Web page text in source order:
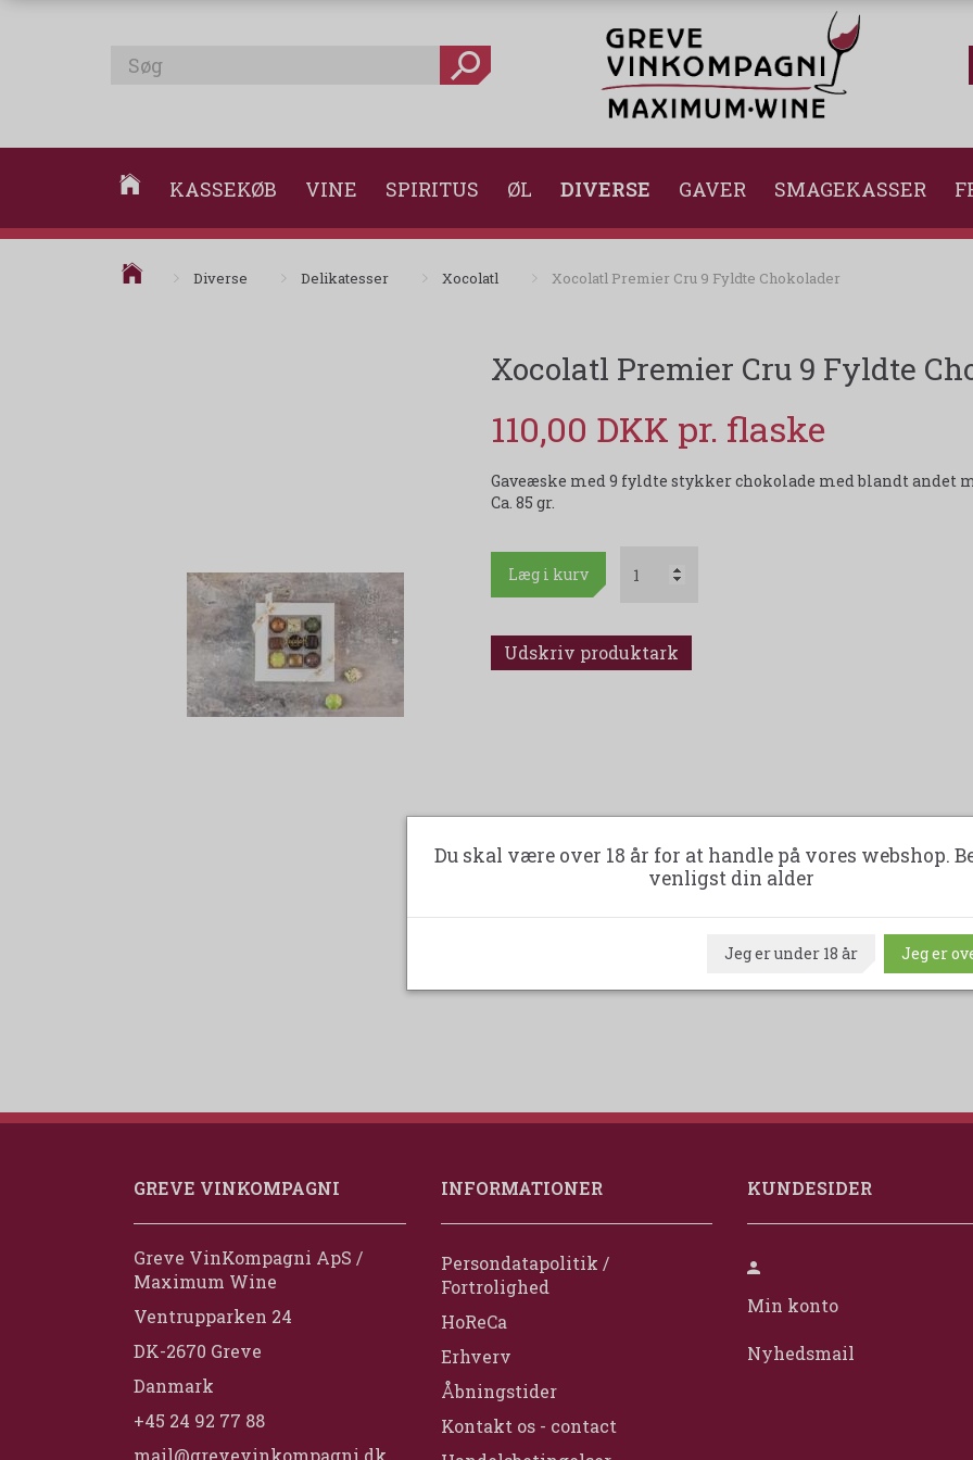
KASSEKØB VINE SPIRITUS ØL DIVERSE GAVER SMAGEKASSER
Diverse Delikatesser Xocolatl Xocolatl Premier Cru 9 Fyldte Chokolader
Xocolatl Premier Cru 9 Fyldte
110,00 DKK
Gaveæske med 9 fyldte stykker chokolade med blandt andet
Ca. 85 gr.
Læg i kurv
Udskriv produktark
GREVE VINKOMPAGNI
Greve VinKompagni ApS /
Maximum Wine
Ventrupparken 24
DK-2670 Greve
Danmark
+45 24 92 77 88
mail@grevevinkompagni.dk
INFORMATIONER
Persondatapolitik /
Fortrolighed
HoReCa
Erhverv
Åbningstider
Kontakt os - contact
KUNDESIDER
Min konto
Nyhedsmail
Du skal være over 18 år for at handle på vores webshop.
venligst din alder
Jeg er under 18 år Jeg er